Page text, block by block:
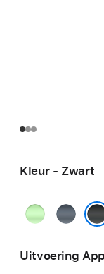
Kleur - Zwart
Neongroen
Uitvoering